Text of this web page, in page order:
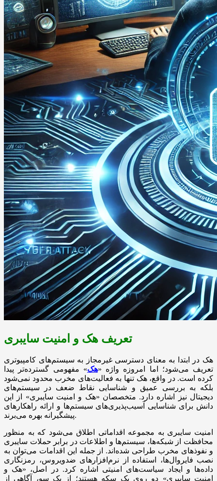
تعریف هک و امنیت سایبری
هک در ابتدا به معنای دسترسی غیرمجاز به سیستم‌های کامپیوتری
تعریف می‌شود؛ اما امروزه واژه «هک» مفهومی گسترده‌تر پیدا
کرده است. در واقع، هک تنها به فعالیت‌های مخرب محدود نمی‌شود
بلکه به بررسی عمیق و شناسایی نقاط ضعف در سیستم‌های
دیجیتال نیز اشاره دارد. متخصصان «هک و امنیت سایبری» از این
دانش برای شناسایی آسیب‌پذیری‌های سیستم‌ها و ارائه راهکارهای
پیشگیرانه بهره می‌برند.
امنیت سایبری به مجموعه اقداماتی اطلاق می‌شود که به منظور
محافظت از شبکه‌ها، سیستم‌ها و اطلاعات در برابر حملات سایبری
و نفوذهای مخرب طراحی شده‌اند. از جمله این اقدامات می‌توان به
نصب فایروال‌ها، استفاده از نرم‌افزارهای ضدویروس، رمزنگاری
داده‌ها و ایجاد سیاست‌های امنیتی اشاره کرد. در اصل، «هک و
امنیت سایبری» دو روی یک سکه هستند؛ از یک سو، آگاهی از